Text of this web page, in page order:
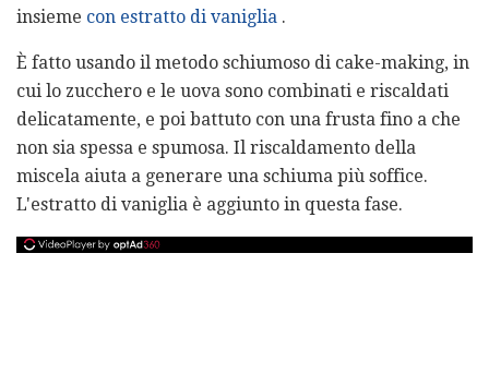
insieme con estratto di vaniglia .
È fatto usando il metodo schiumoso di cake-making, in
cui lo zucchero e le uova sono combinati e riscaldati
delicatamente, e poi battuto con una frusta fino a che
non sia spessa e spumosa. Il riscaldamento della
miscela aiuta a generare una schiuma più soffice.
L'estratto di vaniglia è aggiunto in questa fase.